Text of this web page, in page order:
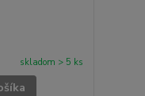
skladom > 5 ks